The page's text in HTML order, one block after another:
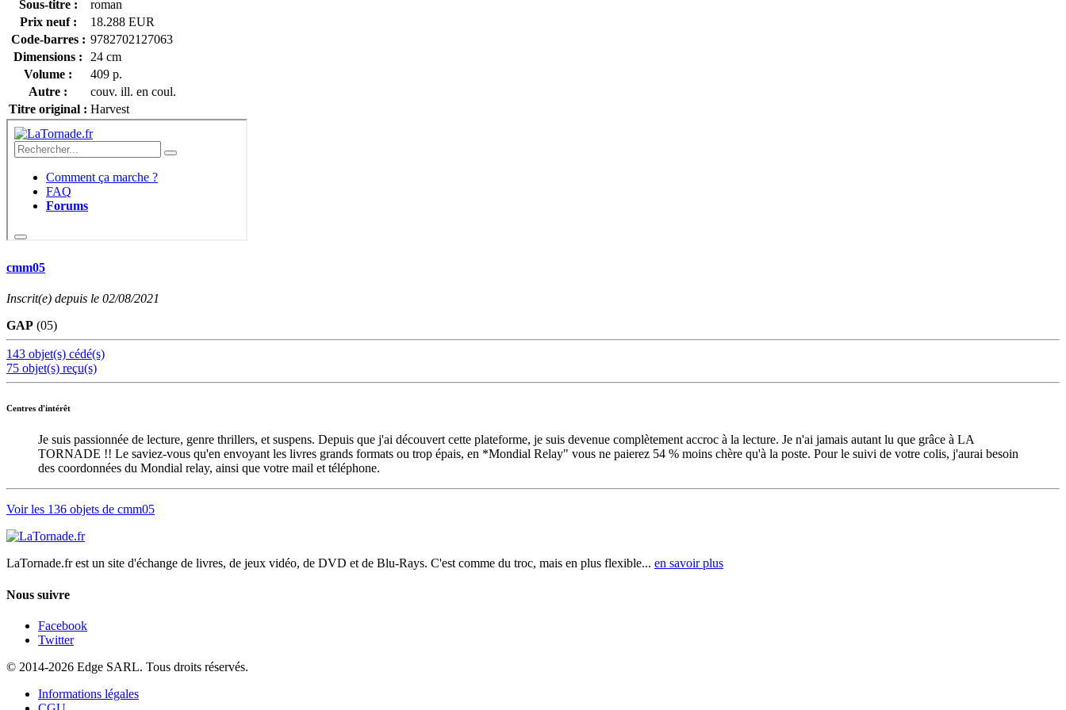
Sous-titre :
roman
Prix neuf :
18.288 EUR
Code-barres : 9782702127063
Dimensions :
24 cm
Volume :
409 p.
Autre :
couv. ill. en coul.
Titre original : Harvest
cmm05
Inscrit(e) depuis le 02/08/2021
GAP (05)
143 objet(s) cédé(s)
75 objet(s) reçu(s)
Centres d'intérêt
Je suis passionnée de lecture, genre thrillers, et suspens. Depuis que j'ai découvert cette plateforme, je suis devenue complètement accroc à la lecture. Je n'ai jamais autant lu que grâce à LA
TORNADE !! Le saviez-vous qu'en envoyant les livres grands formats ou trop épais, en *Mondial Relay" vous ne paierez 54 % moins chère qu'à la poste. Pour le suivi de votre colis, j'aurai besoin
des coordonnées du Mondial relay, ainsi que votre mail et téléphone.
Voir les 136 objets de cmm05
LaTornade.frest un site d'échange de livres, de jeux vidéo, de DVD et de Blu-Rays. C'est comme du troc, mais en plus flexible... en savoir plus
Nous suivre
Facebook
Twitter
© 2014-2026 Edge SARL. Tous droits réservés.
Informations légales